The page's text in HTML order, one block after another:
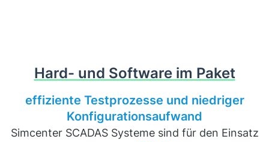
Hard- und Software im Paket
effiziente Testprozesse und niedriger
Konfigurationsaufwand
Simcenter SCADAS Systeme sind für den Einsatz